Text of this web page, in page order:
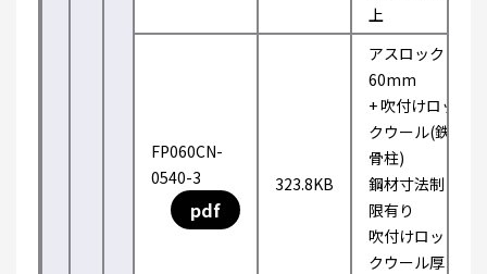
上
FP060CN-
0540-3
pdf
323.8KB
アスロック
60mm
+ 吹付けロッ
クウール(鉄
骨柱)
鋼材寸法制
限有り
吹付けロッ
クウール厚